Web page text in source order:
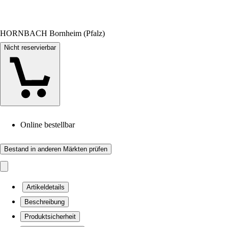
HORNBACH Bornheim (Pfalz)
Nicht reservierbar
Online bestellbar
Bestand in anderen Märkten prüfen
Artikeldetails
Beschreibung
Produktsicherheit